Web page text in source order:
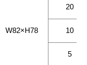
W82×H78
20
10
5